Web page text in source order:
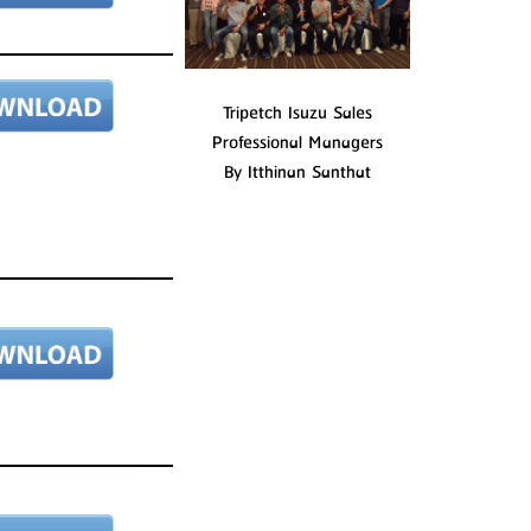
Tripetch Isuzu Sales
Professional Managers
By Itthinan Santhat